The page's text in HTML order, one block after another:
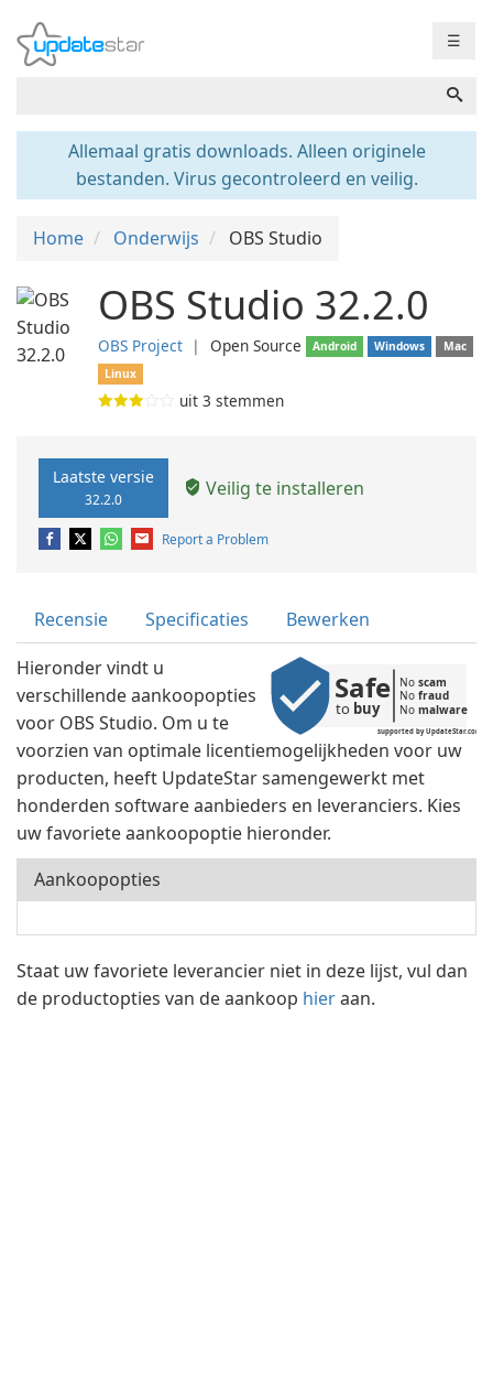
☰
Allemaal gratis downloads. Alleen originele
bestanden. Virus gecontroleerd en veilig.
Home Onderwijs OBS Studio
OBS Studio 32.2.0
OBS Project ❘ Open Source Android Windows
Mac
Linux
uit 3 stemmen
Laatste versie
32.2.0 Veilig te installeren
Report a Problem
Recensie Specificaties Bewerken
supported by UpdateStar.com
Safe
to buy
No scam
No fraud
No malware
Hieronder vindt u
verschillende aankoopopties
voor OBS Studio. Om u te
voorzien van optimale licentiemogelijkheden voor uw
producten, heeft UpdateStar samengewerkt met
honderden software aanbieders en leveranciers. Kies
uw favoriete aankoopoptie hieronder.
Aankoopopties
Staat uw favoriete leverancier niet in deze lijst, vul dan
de productopties van de aankoop hieraan.